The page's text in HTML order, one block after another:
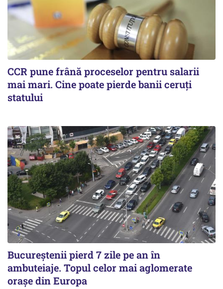
CCR pune frână proceselor pentru salarii
mai mari. Cine poate pierde banii ceruți
statului
Bucureștenii pierd 7 zile pe an în
ambuteiaje. Topul celor mai aglomerate
orașe din Europa